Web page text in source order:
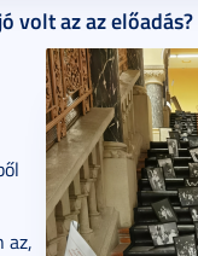
volt az az előadás?
az,